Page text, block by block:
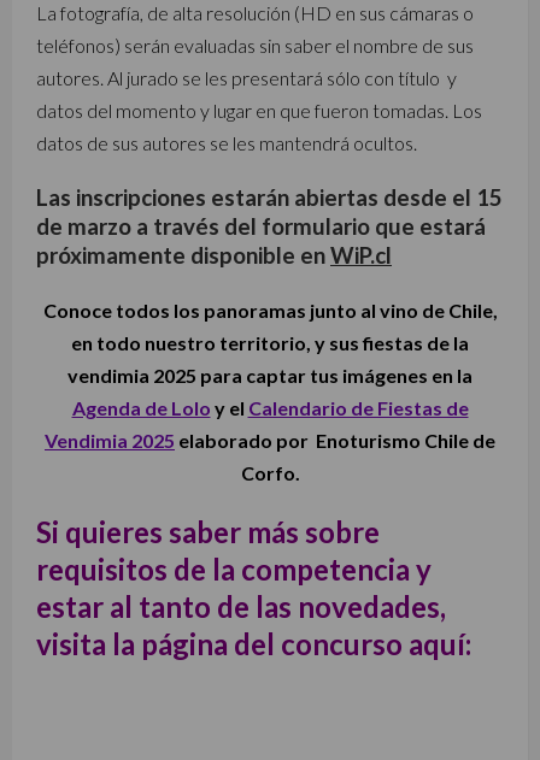
La fotografía, de alta resolución (HD en sus cámaras o
teléfonos) serán evaluadas sin saber el nombre de sus
autores. Al jurado se les presentará sólo con título y
datos del momento y lugar en que fueron tomadas. Los
datos de sus autores se les mantendrá ocultos.
Las inscripciones estarán abiertas desde el 15
de marzo a través del formulario que estará
próximamente disponible enWiP.cl
Conoce todos los panoramas junto al vino de Chile,
en todo nuestro territorio, y sus fiestas de la
vendimia 2025 para captar tus imágenes en la
Agenda de Lolo y el Calendario de Fiestas de
Vendimia 2025 elaborado por Enoturismo Chile de
Corfo.
Si quieres saber más sobre
requisitos de la competencia y
estar al tanto de las novedades,
visita la página del concurso aquí: